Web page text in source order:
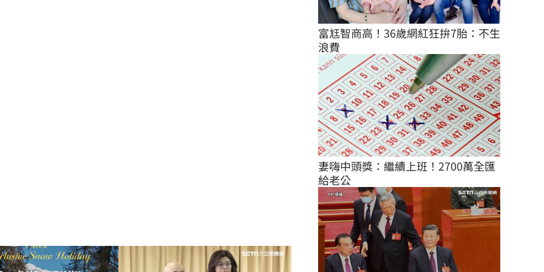
富尪智商高！36歲網紅狂拚7胎：不生
浪費
妻嗨中頭獎：繼續上班！2700萬全匯
給老公